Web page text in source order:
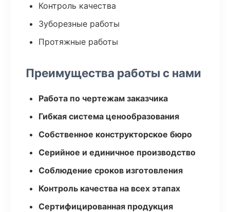
Контроль качества
Зуборезные работы
Протяжные работы
Преимущества работы с нами
Работа по чертежам заказчика
Гибкая система ценообразования
Собственное конструкторское бюро
Серийное и единичное производство
Соблюдение сроков изготовления
Контроль качества на всех этапах
Сертифицированная продукция